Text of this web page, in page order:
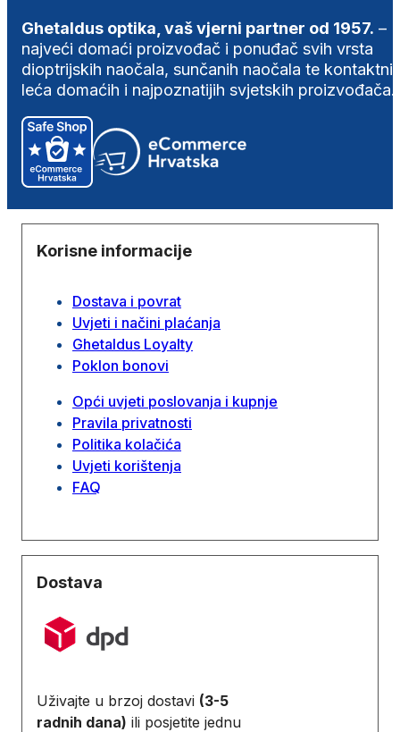
Ghetaldus optika, vaš vjerni partner od 1957. –
najveći domaći proizvođač i ponuđač svih vrsta
dioptrijskih naočala, sunčanih naočala te
leća domaćih i najpoznatijih svjetskih proizvođača.
Korisne informacije
Dostava i povrat
Uvjeti i načini plaćanja
Ghetaldus Loyalty
Poklon bonovi
Opći uvjeti poslovanja i kupnje
Pravila privatnosti
Politika kolačića
Uvjeti korištenja
FAQ
Dostava
Uživajte u brzoj dostavi (3-5
radnih dana) ili posjetite jednu